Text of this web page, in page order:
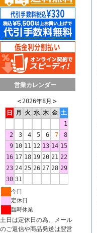
営業カレンダー
＜ 2026年8月 ＞
日
月 火 水 木 金 土
1
2
3 4 5 6 7
8
9 10 11 12 13 14 15
16 17 18 19 20 21 22
23 24 25 26 27 28 29
30 31
今日
定休日
臨時休業
土日は定休日の為、メール
のご返信や商品発送は翌営